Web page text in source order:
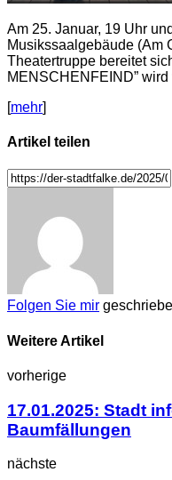
Am 25. Januar, 19 Uhr
Musikssaalgebäude (Am
Theatertruppe bereitet
MENSCHENFEIND”
[mehr]
Artikel teilen
Folgen Sie mir
Weitere Artikel
vorherige
17.01.2025: Stadt
Baumfällungen
nächste